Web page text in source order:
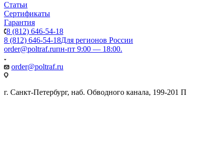
Статьи
Сертификаты
Гарантия
8 (812) 646-54-18
8 (812) 646-54-18Для регионов России
order@poltraf.ruпн-пт 9:00 — 18:00.
order@poltraf.ru
г. Санкт-Петербург, наб. Обводного канала, 199-201 П